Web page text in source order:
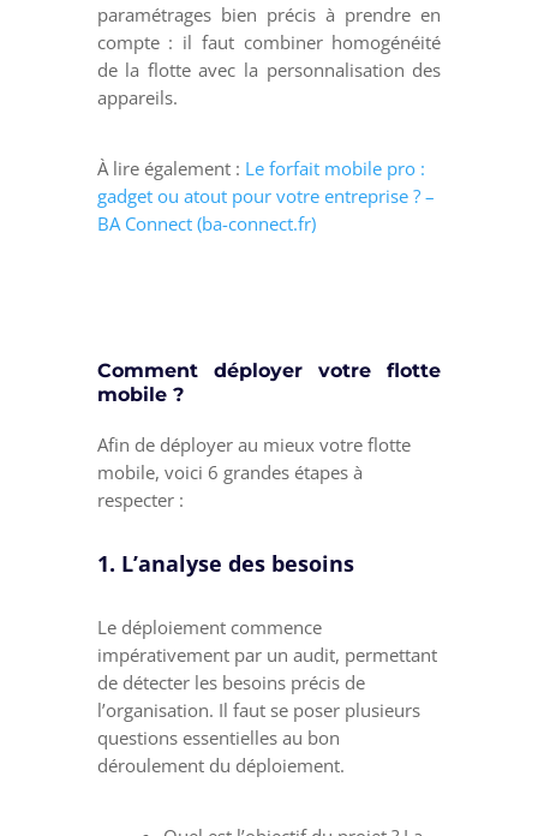
paramétrages bien précis à prendre en
compte : il faut combiner homogénéité
de la flotte avec la personnalisation des
appareils.
À lire également : Le forfait mobile pro :
gadget ou atout pour votre entreprise ? –
BA Connect (ba-connect.fr)
Comment déployer votre flotte
mobile ?
Afin de déployer au mieux votre flotte
mobile, voici 6 grandes étapes à
respecter :
1. L’analyse des besoins
Le déploiement commence
impérativement par un audit, permettant
de détecter les besoins précis de
l’organisation. Il faut se poser plusieurs
questions essentielles au bon
déroulement du déploiement.